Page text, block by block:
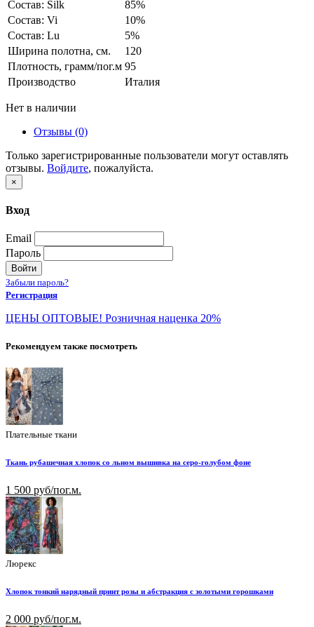
Состав: Silk
85%
Состав: Vi
10%
Состав: Lu
5%
Ширина полотна, см.
120
Плотность, грамм/пог.м 95
Производство
Италия
Нет в наличии
Отзывы (0)
Только зарегистрированные пользователи могут оставлять
отзывы. Войдите, пожалуйста.
×
Вход
Email
Пароль
Войти
Забыли пароль?
Регистрация
ЦЕНЫ ОПТОВЫЕ! Розничная наценка 20%
Рекомендуем также посмотреть
Плательные ткани
Ткань рубашечная хлопок со льном вышивка на серо-голубом фоне
1 500 руб/пог.м.
Люрекс
Хлопок тонкий нарядный принт розы и абстракция с золотыми горошками
2 000 руб/пог.м.